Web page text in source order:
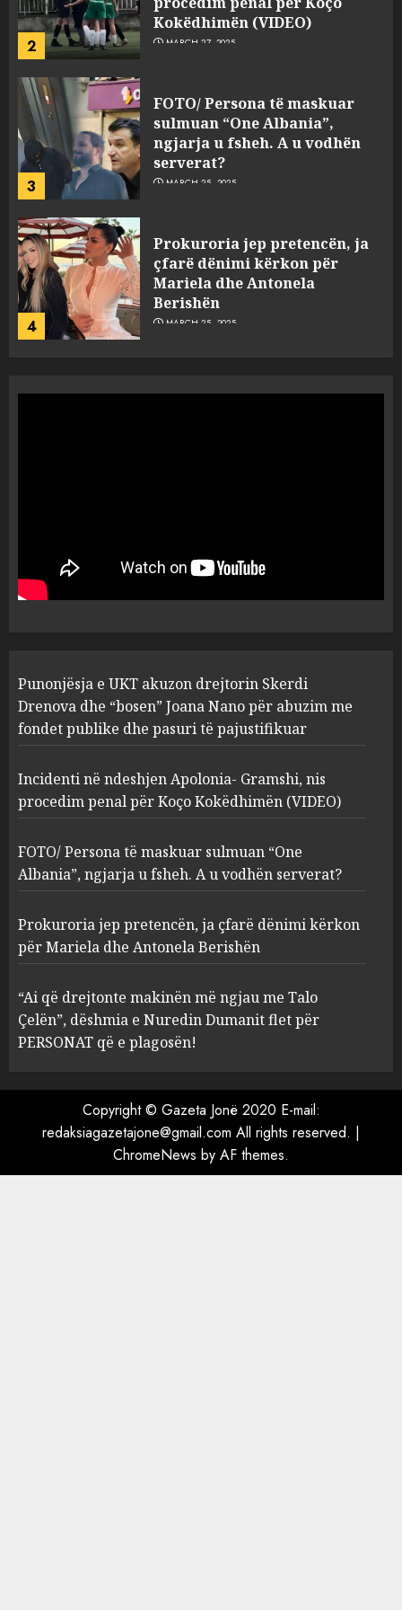
3
ngjarja u fsheh. A u vodhën
serverat?
4
Prokuroria jep pretencën, ja
çfarë dënimi kërkon për
Mariela dhe Antonela
Berishën
5
“Ai që drejtonte makinën më
ngjau me Talo Çelën”,
dëshmia e Nuredin Dumanit
flet për PERSONAT që e
Punonjësja e UKT akuzon
Apolonia- Gramshi, nis
procedim penal për Koço
FOTO/ Persona të maskuar
sulmuan “One Albania”,
ngjarja u fsheh. A u vodhën
serverat?
4
Prokuroria jep pretencën, ja
Mariela dhe Antonela
Berishën
MARCH 25, 2025
5
“Ai që drejtonte makinën më
dëshmia e Nuredin Dumanit
flet për PERSONAT që e
plagosën!
Punonjësja e UKT akuzon drejtorin Skerdi
Drenova dhe “bosen” Joana Nano për abuzim me
fondet publike dhe pasuri të pajustifikuar
Incidenti në ndeshjen Apolonia- Gramshi, nis
procedim penal për Koço Kokëdhimën (VIDEO)
FOTO/ Persona të maskuar sulmuan “One
Albania”, ngjarja u fsheh. A u vodhën serverat?
Prokuroria jep pretencën, ja çfarë dënimi kërkon
për Mariela dhe Antonela Berishën
“Ai që drejtonte makinën më ngjau me Talo
Çelën”, dëshmia e Nuredin Dumanit flet për
PERSONAT që e plagosën!
Copyright © Gazeta Jonë 2020 E-mail:
redaksiagazetajone@gmail.com All rights reserved. |
ChromeNews by AF themes.